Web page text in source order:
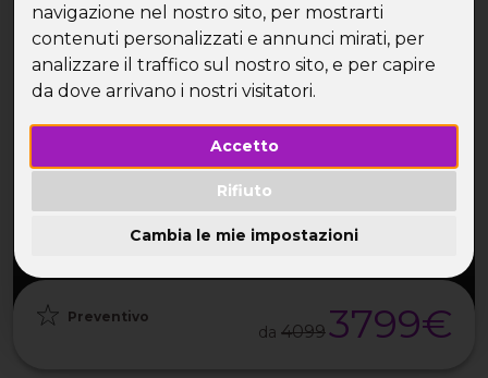
navigazione nel nostro sito, per mostrarti
contenuti personalizzati e annunci mirati, per
analizzare il traffico sul nostro sito, e per capire
da dove arrivano i nostri visitatori.
Accetto
Rifiuto
Cambia le mie impostazioni
Brasile
Rio de Janeiro
27 Dic
Preventivo
da 40993799€